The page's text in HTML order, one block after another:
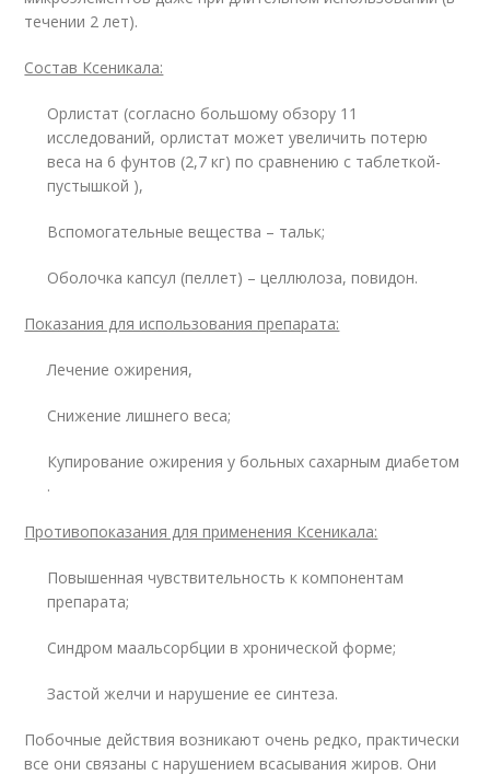
течении 2 лет).
Состав Ксеникала:
Орлистат (согласно большому обзору 11
исследований, орлистат может увеличить потерю
веса на 6 фунтов (2,7 кг) по сравнению с таблеткой-
пустышкой ),
Вспомогательные вещества – тальк;
Оболочка капсул (пеллет) – целлюлоза, повидон.
Показания для использования препарата:
Лечение ожирения,
Снижение лишнего веса;
Купирование ожирения у больных сахарным диабетом
.
Противопоказания для применения Ксеникала:
Повышенная чувствительность к компонентам
препарата;
Синдром маальсорбции в хронической форме;
Застой желчи и нарушение ее синтеза.
Побочные действия возникают очень редко, практически
все они связаны с нарушением всасывания жиров. Они